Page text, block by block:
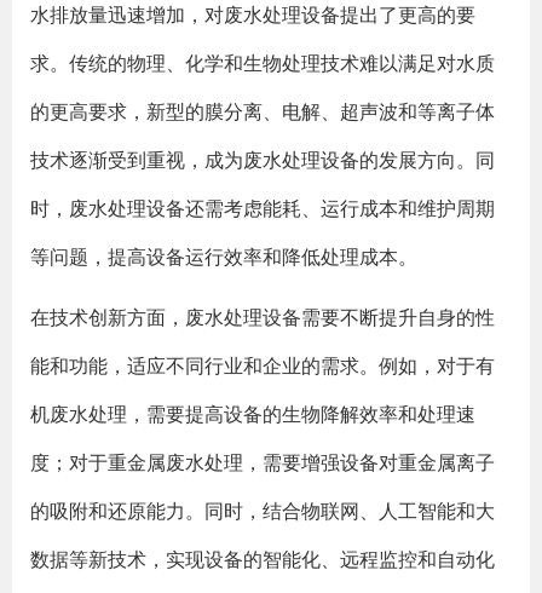
水排放量迅速增加，对废水处理设备提出了更高的要
求。传统的物理、化学和生物处理技术难以满足对水质
的更高要求，新型的膜分离、电解、超声波和等离子体
技术逐渐受到重视，成为废水处理设备的发展方向。同
时，废水处理设备还需考虑能耗、运行成本和维护周期
等问题，提高设备运行效率和降低处理成本。
在技术创新方面，废水处理设备需要不断提升自身的性
能和功能，适应不同行业和企业的需求。例如，对于有
机废水处理，需要提高设备的生物降解效率和处理速
度；对于重金属废水处理，需要增强设备对重金属离子
的吸附和还原能力。同时，结合物联网、人工智能和大
数据等新技术，实现设备的智能化、远程监控和自动化